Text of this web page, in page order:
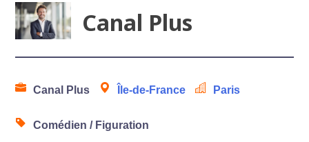
Canal Plus
Canal Plus Île-de-France Paris
Comédien / Figuration